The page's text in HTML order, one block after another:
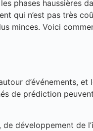
phases haussières
qui n’est pas très
minces. Voici
d’événements,
de prédiction
développement de